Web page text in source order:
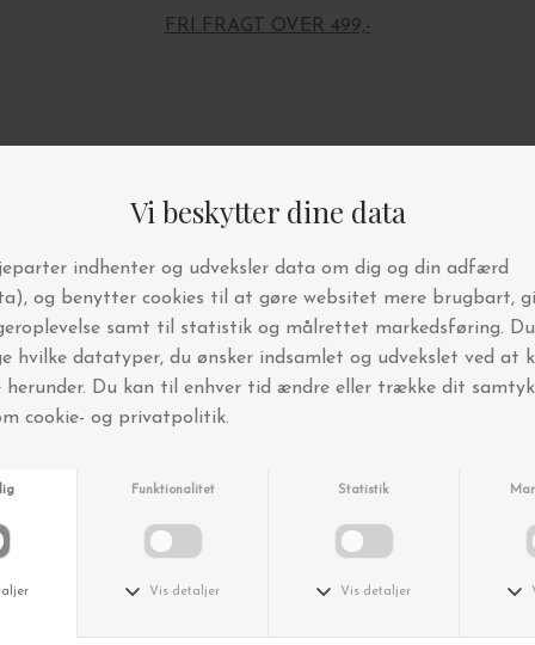
FRI FRAGT OVER 499,-
Andre købte også